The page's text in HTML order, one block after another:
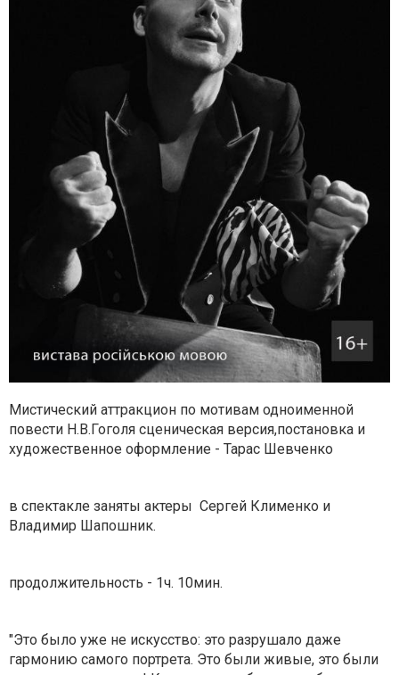
Мистический аттракцион по мотивам одноименной
повести Н.В.Гоголя сценическая версия,постановка и
художественное оформление - Тарас Шевченко
в спектакле заняты актеры Сергей Клименко и
Владимир Шапошник.
продолжительность - 1ч. 10мин.
"Это было уже не искусство: это разрушало даже
гармонию самого портрета. Это были живые, это были